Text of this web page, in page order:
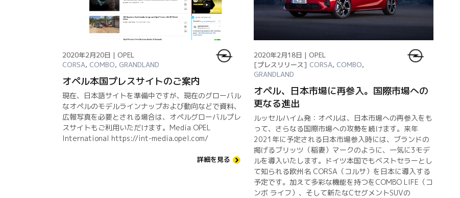
2020年2月20日 | OPEL
CORSA, COMBO, GRANDLAND
オペル本国プレスサイトのご案内
現在、日本語サイトを準備中ですが、現在のグローバル
なオペルのモデルラインナップおよび動向などで資料、
広報写真を必要とされる場合は、オペルグローバルプレ
スサイトもご利用いただけます。Media OPEL
International https://int-media.opel.com/
詳細を見る
2020年2月18日 | OPEL
[プレスリリース] CORSA, COMBO,
GRANDLAND
オペル、日本市場に再参入。国際市場への
更なる進出
ルッセルハイム発：オペルは、日本市場への再参入をも
って、さらなる国際市場への攻勢を続けます。来年
2021年に予定される日本市場参入時には、ブランドの
掲げるブリッツ（稲妻）マークのように、一気に3モデ
ルを導入いたします。ドイツ本国でもベストセラーとし
て知られる欧州名 CORSA（コルサ）を日本に導入する
予定です。加えて多彩な機能を持つをCOMBO LIFE（コ
ンボ ライフ）、そして新たなCセグメントSUVの